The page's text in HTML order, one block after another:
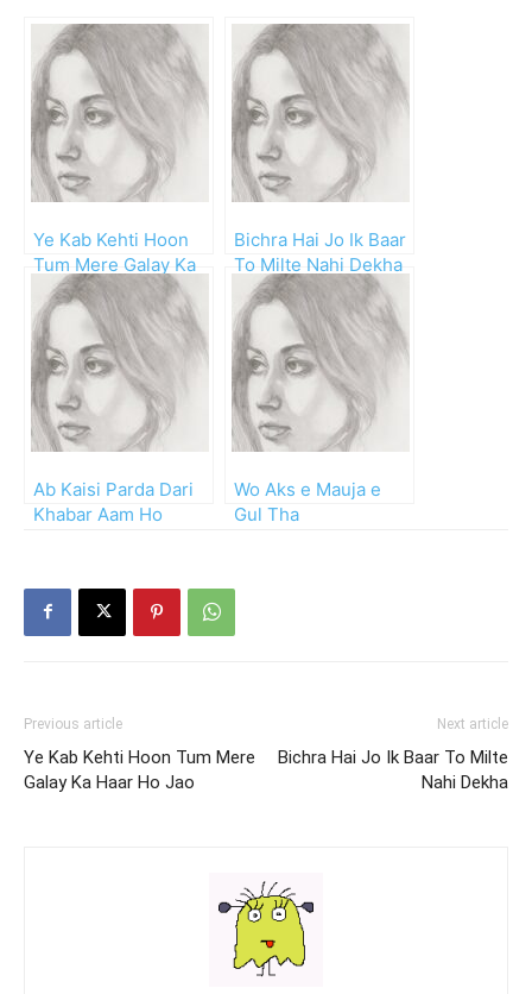
Ye Kab Kehti Hoon
Tum Mere Galay Ka
Haar Ho Jao
Bichra Hai Jo Ik Baar
To Milte Nahi Dekha
Ab Kaisi Parda Dari
Khabar Aam Ho
Wo Aks e Mauja e
Gul Tha
Previous article
Ye Kab Kehti Hoon Tum Mere
Galay Ka Haar Ho Jao
Next article
Bichra Hai Jo Ik Baar To Milte
Nahi Dekha